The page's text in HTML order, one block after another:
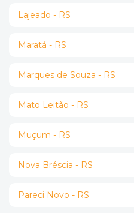
Lajeado - RS
Maratá - RS
Marques de Souza - RS
Mato Leitão - RS
Muçum - RS
Nova Bréscia - RS
Pareci Novo - RS